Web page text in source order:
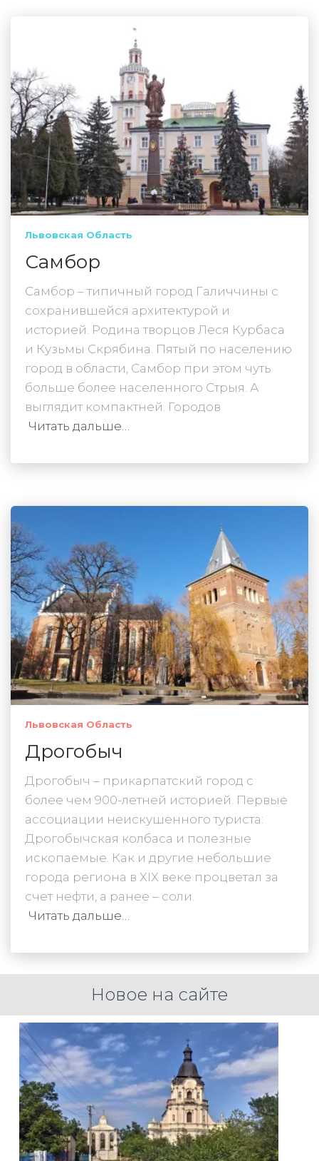
Львовская Область
Самбор
Самбор – типичный город Галиччины с
сохранившейся архитектурой и
историей. Родина творцов Леся Курбаса
и Кузьмы Скрябина. Пятый по населению
город в области, Самбор при этом чуть
больше более населенного Стрыя. А
выглядит компактней. Городов
Читать дальше…
Львовская Область
Дрогобыч
Дрогобыч – прикарпатский город с
более чем 900-летней историей. Первые
ассоциации неискушенного туриста:
Дрогобычская колбаса и полезные
ископаемые. Как и другие небольшие
города региона в ХІХ веке процветал за
счет нефти, а ранее – соли.
Читать дальше…
Новое на сайте